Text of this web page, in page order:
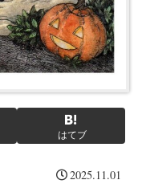
はてブ
2025.11.01